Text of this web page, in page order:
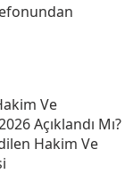
Ve
Açıklandı Mı?
Hakim Ve